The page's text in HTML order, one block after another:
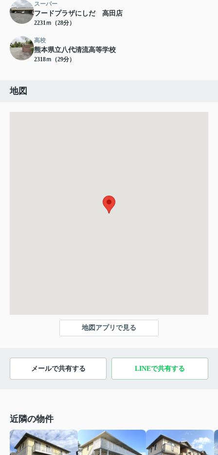
スーパー
フードプラザにしだ 高田店
2231ｍ（28分）
高校
熊本県立八代清流高等学校
2318ｍ（29分）
地図
地図アプリで見る
メールで共有する LINEで共有する
近隣の物件